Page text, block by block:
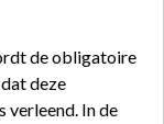
de obligatoire
deze
verleend. In de